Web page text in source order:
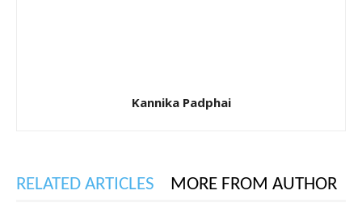
Kannika Padphai
RELATED ARTICLES MORE FROM AUTHOR